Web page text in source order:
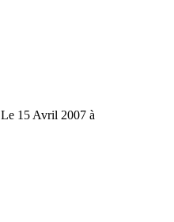
Le 15 Avril 2007 à